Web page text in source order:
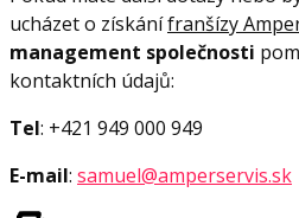
ucházet o získánífranšízy
management společnosti
kontaktních údajů:
Tel: +421 949 000 949
E-mail: samuel@amperservis.sk